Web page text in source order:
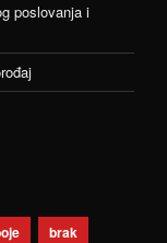
poslovanja i
brak